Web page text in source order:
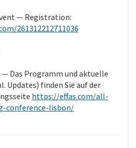
— Registration:
261312212711036
— Das Programm und aktuelle
Updates) finden Sie auf der
https://effas.com/all-
conference-lisbon/